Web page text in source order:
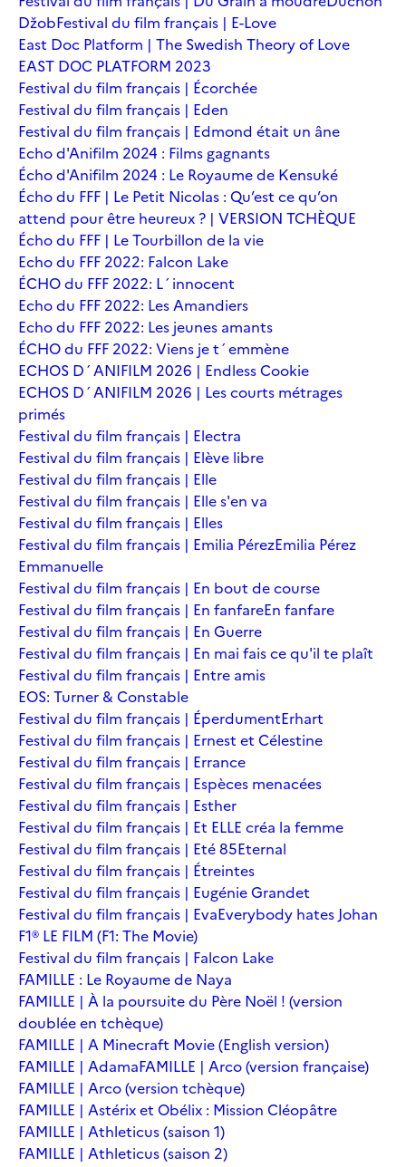
DžobFestival du film français | E-Love
East Doc Platform | The Swedish Theory of Love
EAST DOC PLATFORM 2023
Festival du film français | Écorchée
Festival du film français | Eden
Festival du film français | Edmond était un âne
Echo d'Anifilm 2024 : Films gagnants
Écho d'Anifilm 2024 : Le Royaume de Kensuké
Écho du FFF | Le Petit Nicolas : Qu’est ce qu’on
attend pour être heureux ? | VERSION TCHÈQUE
Écho du FFF | Le Tourbillon de la vie
Echo du FFF 2022: Falcon Lake
ÉCHO du FFF 2022: L´innocent
Echo du FFF 2022: Les Amandiers
Echo du FFF 2022: Les jeunes amants
ÉCHO du FFF 2022: Viens je t´emmène
ECHOS D´ANIFILM 2026 | Endless Cookie
ECHOS D´ANIFILM 2026 | Les courts métrages
primés
Festival du film français | Electra
Festival du film français | Elève libre
Festival du film français | Elle
Festival du film français | Elle s'en va
Festival du film français | Elles
Festival du film français | Emilia PérezEmilia Pérez
Emmanuelle
Festival du film français | En bout de course
Festival du film français | En fanfareEn fanfare
Festival du film français | En Guerre
Festival du film français | En mai fais ce qu'il te plaît
Festival du film français | Entre amis
EOS: Turner & Constable
Festival du film français | ÉperdumentErhart
Festival du film français | Ernest et Célestine
Festival du film français | Errance
Festival du film français | Espèces menacées
Festival du film français | Esther
Festival du film français | Et ELLE créa la femme
Festival du film français | Eté 85Eternal
Festival du film français | Étreintes
Festival du film français | Eugénie Grandet
Festival du film français | EvaEverybody hates Johan
F1® LE FILM (F1: The Movie)
Festival du film français | Falcon Lake
FAMILLE : Le Royaume de Naya
FAMILLE | À la poursuite du Père Noël ! (version
doublée en tchèque)
FAMILLE | A Minecraft Movie (English version)
FAMILLE | AdamaFAMILLE | Arco (version française)
FAMILLE | Arco (version tchèque)
FAMILLE | Astérix et Obélix : Mission Cléopâtre
FAMILLE | Athleticus (saison 1)
FAMILLE | Athleticus (saison 2)